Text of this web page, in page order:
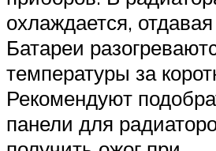
охлаждается,
Батареи
температуры за
Рекомендуют
панели для